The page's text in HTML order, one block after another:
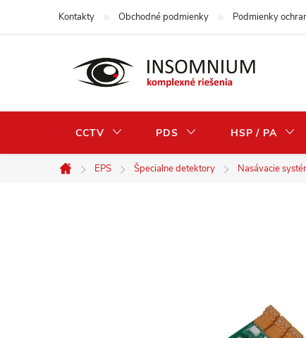
Kontakty Obchodné podmienky Podmienky
CCTV PDS HSP / PA
Home
EPS Špecialne detektory Nasávacie